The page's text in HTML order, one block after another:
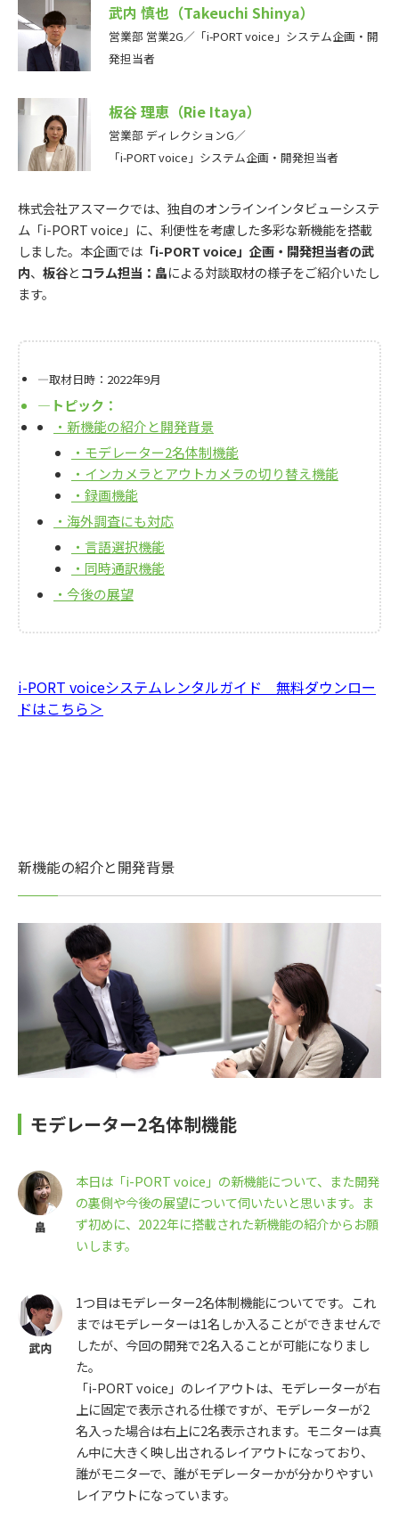
武内 慎也（Takeuchi Shinya）
営業部 営業2G／「i-PORT voice」システム企画・開
発担当者
板谷 理恵（Rie Itaya）
営業部 ディレクションG／
「i-PORT voice」システム企画・開発担当者
株式会社アスマークでは、独自のオンラインインタビューシステ
ム「i-PORT voice」に、利便性を考慮した多彩な新機能を搭載
しました。本企画では 「i-PORT voice」企画・開発担当者の武
内、 板谷とコラム担当：畠による対談取材の様子をご紹介いたし
ます。
―取材日時：2022年9月
―トピック：
・新機能の紹介と開発背景
・モデレーター2名体制機能
・インカメラとアウトカメラの切り替え機能
・録画機能
・海外調査にも対応
・言語選択機能
・同時通訳機能
・今後の展望
i-PORT voiceシステムレンタルガイド 無料ダウンロー
ドはこちら＞
新機能の紹介と開発背景
モデレーター2名体制機能
本日は「i-PORT voice」の新機能について、また開発
の裏側や今後の展望について伺いたいと思います。ま
ず初めに、2022年に搭載された新機能の紹介からお願
いします。
1つ目はモデレーター2名体制機能についてです。これ
まではモデレーターは1名しか入ることができませんで
したが、今回の開発で2名入ることが可能になりまし
た。
「i-PORT voice」のレイアウトは、モデレーターが右
上に固定で表示される仕様ですが、モデレーターが2
名入った場合は右上に2名表示されます。モニターは真
ん中に大きく映し出されるレイアウトになっており、
誰がモニターで、誰がモデレーターかが分かりやすい
レイアウトになっています。